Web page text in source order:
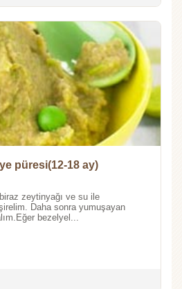
püresi(12-18 ay)
zeytinyağı ve su ile
Daha sonra yumuşayan
bezelyel...